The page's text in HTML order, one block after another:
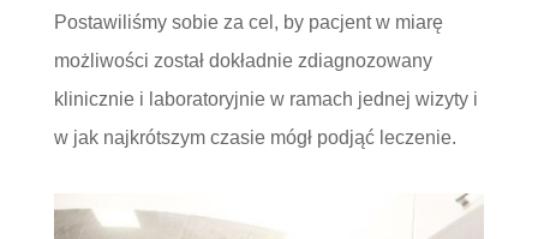
Postawiliśmy sobie za cel, by pacjent w miarę
możliwości został dokładnie zdiagnozowany
klinicznie i laboratoryjnie w ramach jednej wizyty i
w jak najkrótszym czasie mógł podjąć leczenie.